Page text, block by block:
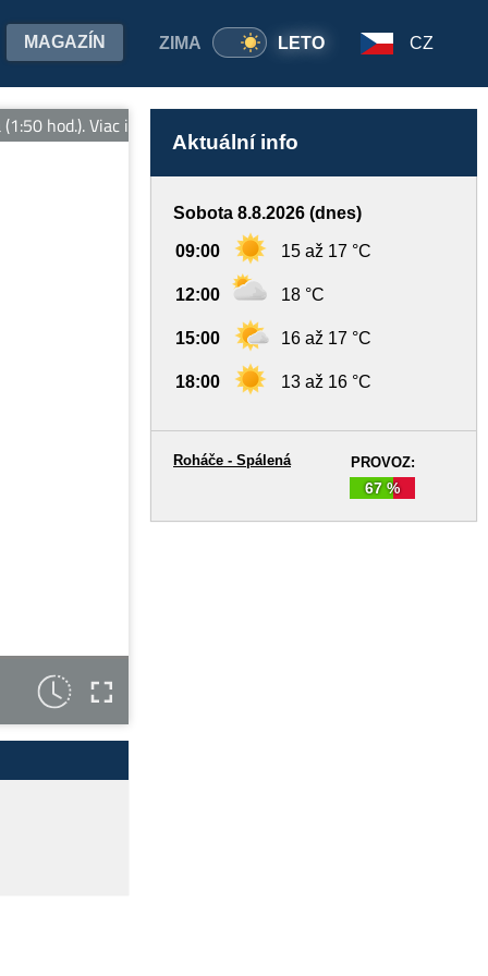
ZIMA LETO
MAGAZÍN CZ
hod.). Viac informácií: www.rohacespalena.sk
Aktuální info
Sobota 8.8.2026 (dnes)
09:00 15 až 17 °C
12:00 18 °C
15:00 16 až 17 °C
18:00 13 až 16 °C
PROVOZ:
67 %
Roháče - Spálená